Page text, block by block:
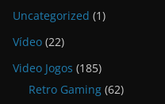
Uncategorized (1)
Vídeo (22)
Video Jogos (185)
Retro Gaming (62)